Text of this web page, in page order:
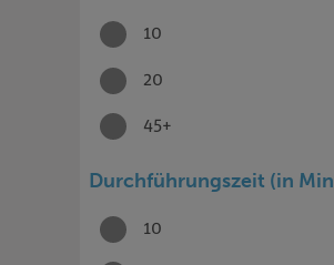
10
20
45+
Durchführungszeit (in
10